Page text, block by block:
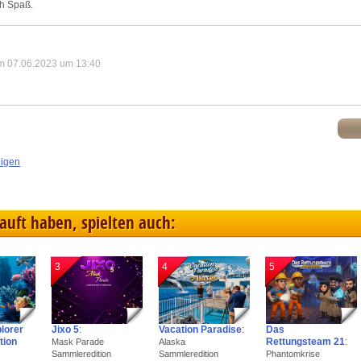
Spaß.
07.06.2023 um 13:40
haben, spielten auch:
3
Jixo 5:
Mask Parade
Sammleredition
4
Vacation Paradise:
Alaska
Sammleredition
5
Das
Rettungsteam 21:
Phantomkrise